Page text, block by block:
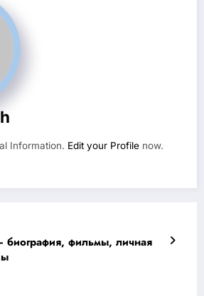
Information. Edit your Profile now.
биография, фильмы, личная